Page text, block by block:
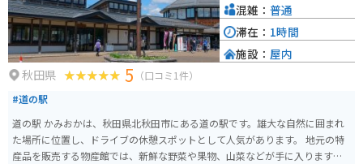
秋田県 5 （口コミ1件）
#道の駅
道の駅 かみおかは、秋田県北秋田市にある道の駅です。雄大な自然に囲まれ
た場所に位置し、ドライブの休憩スポットとして人気があります。 地元の特
産品を販売する物産館では、新鮮な野菜や果物、山菜などが手に入ります。
混雑： 普通
滞在： 1時間
施設： 屋内